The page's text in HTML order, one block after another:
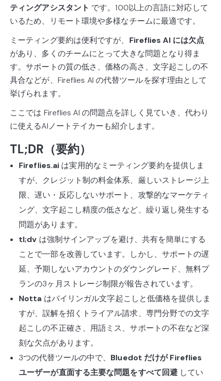
ティングアシスタント です。100以上の言語に対応して
いるため、リモート環境や多様なチームに最適です。
ミーティング要約は便利ですが、 Fireflies AI には欠点
があり、多くのチームにとって大きな問題となり得ま
す。サポートの質の低さ、価格の高さ、文字起こしの不
具合などが、Fireflies AI の代替ツールを探す理由として
挙げられます。
ここでは Fireflies AI の問題点を詳しく見ていき、代わり
に使えるAIノートテイカーも紹介します。
TL;DR（要約）
Fireflies.ai は実用的なミーティング要約を提供しま
すが、クレジット制の料金体系、厳しいストレージ上
限、遅い・反応しないサポート、攻撃的なマーケティ
ング、文字起こし精度の低さなど、繰り返し発生する
問題があります。
tl;dv は強制サインアップを避け、共有を簡単にする
ことで一部を改善しています。しかし、サポートの遅
延、予期しないアカウントのダウングレード、無料プ
ランの3ヶ月ストレージ制限が報告されています。
Notta はバイリンガル文字起こしと低価格を提供しま
すが、誤解を招くトライアル請求、専門分野での文字
起こしの不正確さ、用語ミス、サポートの不在など深
刻な欠点があります。
3つの代替ツールの中で、 Bluedot だけが Fireflies
ユーザーが直面する主要な問題をすべて回避 してい